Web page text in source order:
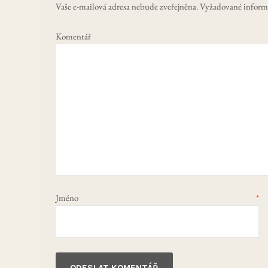
Vaše e-mailová adresa nebude zveřejněna.Vyžadované
Jméno*